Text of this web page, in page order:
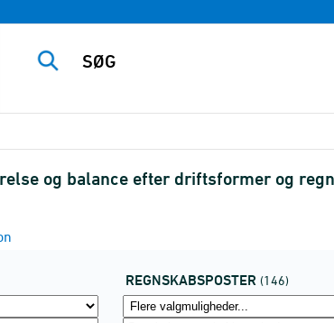
og balance efter driftsformer og
REGNSKABSPOSTER (146)